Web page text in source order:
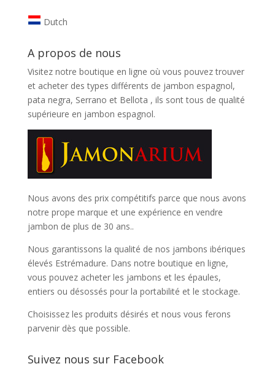
Dutch
A propos de nous
Visitez notre boutique en ligne où vous pouvez trouver
et acheter des types différents de jambon espagnol,
pata negra, Serrano et Bellota , ils sont tous de qualité
supérieure en jambon espagnol.
Nous avons des prix compétitifs parce que nous avons
notre prope marque et une expérience en vendre
jambon de plus de 30 ans..
Nous garantissons la qualité de nos jambons ibériques
élevés Estrémadure. Dans notre boutique en ligne,
vous pouvez acheter les jambons et les épaules,
entiers ou désossés pour la portabilité et le stockage.
Choisissez les produits désirés et nous vous ferons
parvenir dès que possible.
Suivez nous sur Facebook